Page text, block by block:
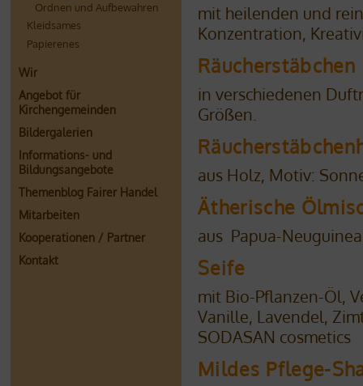
Ordnen und Aufbewahren
Kleidsames
Papierenes
Wir
Angebot für
Kirchengemeinden
Bildergalerien
Informations- und
Bildungsangebote
Themenblog Fairer Handel
Mitarbeiten
Kooperationen / Partner
Kontakt
mit heilenden und
Konzentration,
Räucherstäbchen
in verschiedenen
Größen.
aus Holz, Motiv:
Ätherische
aus Papua-
Seife
mit Bio-Pflanzen-Öl,
Vanille, Lavendel,
SODASAN cosmetics
Mildes Pflege-